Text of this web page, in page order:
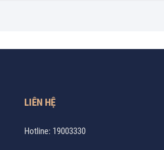
LIÊN HỆ
Hotline: 19003330